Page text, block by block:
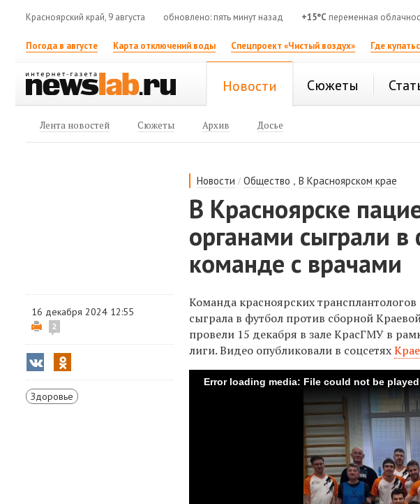
Красноярский край, 9 августа обновлено: пять минут назад +15°C переменная
Погода в августе Карта отключений воды Спецпроект «Чистый воздух» Где
Новости Сюжеты
Лента новостей Сюжеты Архив Досье
Новости /Общество ,В Красноярском крае
В Красноярске
органами сыграли
команде с врачами
16 декабря 2024 12:55
2
Здоровье
Команда красноярских
сыграла в футбол против сборной
провели 15 декабря в зале КрасГМУ в
лиги. Видео опубликовали в соцсетях
Error loading media: File could not be played